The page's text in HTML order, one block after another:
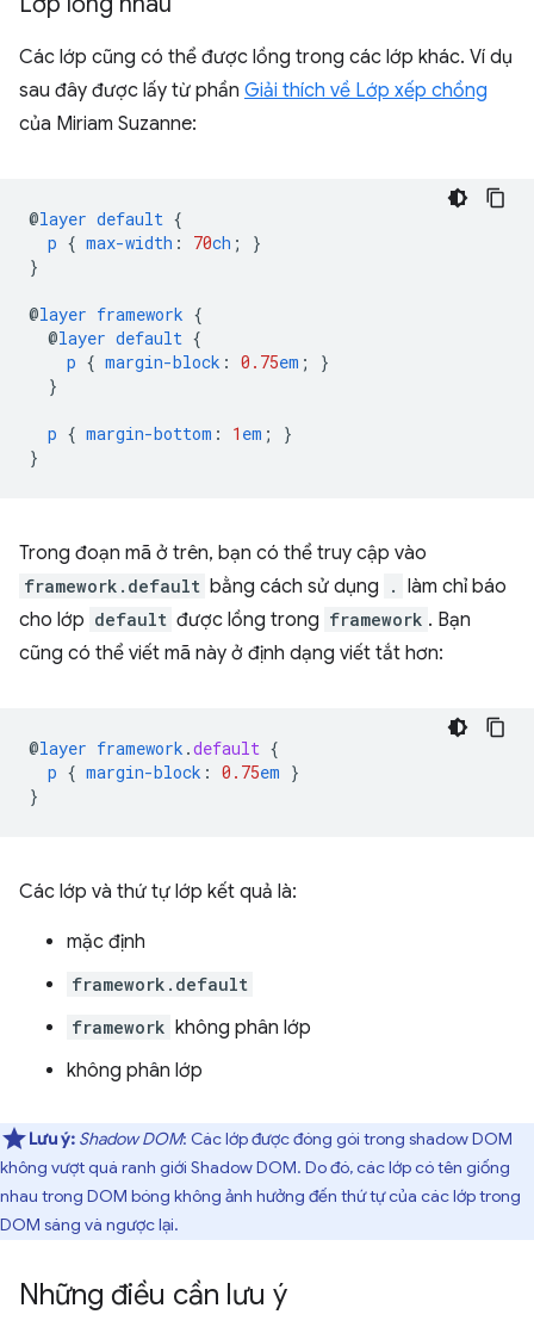
Các lớp cũng có thể được lồng trong các lớp khác. Ví dụ
sau đây được lấy từ phần Giải thích về Lớp xếp chồng
của Miriam Suzanne:
@layer default {
p { max-width : 70ch ;
}
}
@layer framework {
@layer default {
p { margin-block : 0.75em ;
}
}
p { margin-bottom : 1 em ;
}
}
Trong đoạn mã ở trên, bạn có thể truy cập vào
framework.default bằng cách sử dụng . làm chỉ báo
cho lớp default được lồng trong framework . Bạn
cũng có thể viết mã này ở định dạng viết tắt hơn:
@layer framework .default {
p { margin-block : 0.75em }
}
Các lớp và thứ tự lớp kết quả là:
mặc định
framework.default
framework không phân lớp
không phân lớp
Lưu ý: Shadow DOM: Các lớp được đóng gói trong shadow DOM
không vượt quá ranh giới Shadow DOM. Do đó, các lớp có tên giống
nhau trong DOM bóng không ảnh hưởng đến thứ tự của các lớp trong
DOM sáng và ngược lại.
Những điều cần lưu ý